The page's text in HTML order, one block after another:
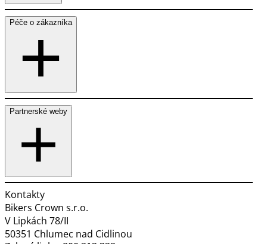
Péče o zákazníka
Partnerské weby
Kontakty
Bikers Crown s.r.o.
V Lipkách 78/II
50351 Chlumec nad Cidlinou